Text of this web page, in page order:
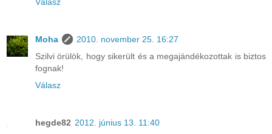
Moha
2010. november 25. 16:27
Szilvi örülök, hogy sikerült és a megajándékozottak is biztos
fognak!
Válasz
hegde82 2012. június 13. 11:40